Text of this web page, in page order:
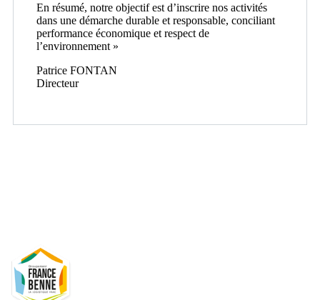
En résumé, notre objectif est d’inscrire nos activités
dans une démarche durable et responsable, conciliant
performance économique et respect de
l’environnement »
Patrice FONTAN
Directeur